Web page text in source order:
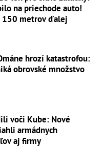
na priechode auto!
150 metrov ďalej
hrozí katastrofou:
obrovské množstvo
voči Kube: Nové
armádnych
aj firmy